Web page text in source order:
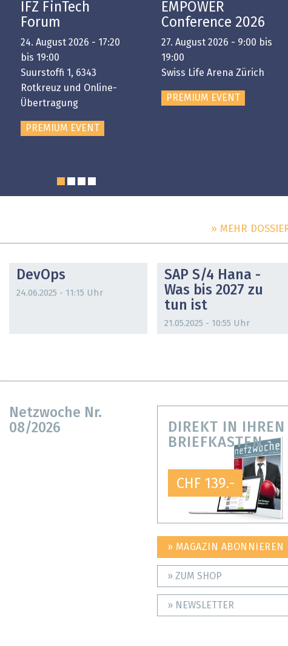
IFZ FinTech
Forum
24. August 2026 - 17:20
bis 19:00
Suurstoffi 1, 6343
Rotkreuz und Online-
Übertragung
PREMIUM EVENT
EMPOWER
Conference 2026
27. August 2026 - 9:00 bis
19:00
Swiss Life Arena Zürich
PREMIUM EVENT
» MEHR
DevOps
24.06.2025 - 11:15 Uhr
SAP S/4 Hana -
Was bis 2027 zu
tun ist
21.05.2025 - 10:55 Uhr
Netzwoche Nr.
08/2026
DIREKT IN IHREN
BRIEFKASTEN
CHF 139.-
» MAGAZIN ABONNIEREN
» ZUM SHOP
» NEWSLETTER